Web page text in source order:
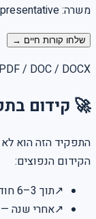
משרה:
שלחו קורות חיים →
PDF / DOC / DOCX · עד 20MB · השירות חינמי לחלוטין
🚀 קידום
התפקיד הזה הוא
הקידום הנפוצים:
↗תוך 3–6 חודשים — מעבר ממסלול בסיסי למסלול מתקדם
↗אחרי שנה